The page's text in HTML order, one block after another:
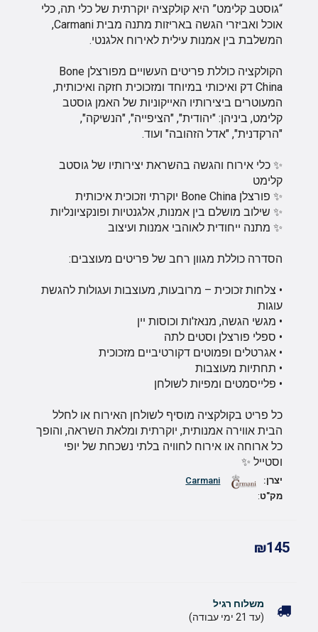
“גוסטב קלימט” היא קולקציה יוקרתית של כלי תה, כלי
אוכל ואביזרי הגשה באריזות מתנה מבית Carmani,
המשלבת בין אמנות עילית לאירוח אלגנטי.
הקולקציה כוללת פריטים העשויים מפורצלן Bone
China דק ואיכותי במיוחד ומזכוכית חזקה ואיכותית,
המעוטרים ביצירותיו האייקוניות של האמן גוסטב
קלימט, ביניהן: "יהודית", "הציפייה", "הנשיקה",
"הרקדנית", "אדל הזהובה" ועוד.
✨ כלי אירוח והגשה בהשראת יצירותיו של גוסטב
קלימט
✨ פורצלן Bone China יוקרתי וזכוכית איכותית
✨ שילוב מושלם בין אמנות, אלגנטיות ופונקציונליות
✨ מתנה ייחודית לאוהבי אמנות ועיצוב
הסדרה כוללת מגוון רחב של פריטים מעוצבים:
• צלחות זכוכית – מרובעות, מעוצבות ועגולות להגשת
עוגות
• מגשי הגשה, מנאז'ות וכוסות יין
• ספלי פורצלן וסטים לתה
• אגרטלים ופמוטים דקורטיביים מזכוכית
• תחתיות מעוצבות
• פלייסמטים ומפיות לשולחן
כל פריט בקולקציה מוסיף לשולחן האירוח או לחלל
הבית אווירה אמנותית, יוקרתית ומלאת השראה, והופך
כל ארוחה או אירוח לחוויה בלתי נשכחת של יופי
וסטייל ✨
יצרן:
Carmani
מק"ט:
₪145
משלוח רגיל
(עד 21 ימי עבודה)